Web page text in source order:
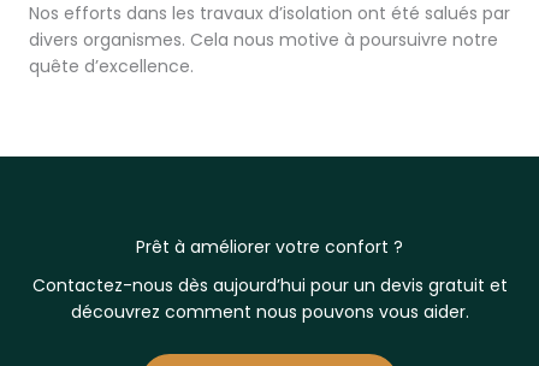
Nos efforts dans les travaux d’isolation ont été salués par
divers organismes. Cela nous motive à poursuivre notre
quête d’excellence.
Prêt à améliorer votre confort ?
Contactez-nous dès aujourd’hui pour un devis gratuit et
découvrez comment nous pouvons vous aider.